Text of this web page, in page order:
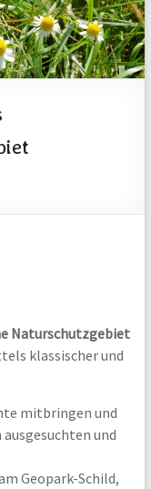
Naturschutzgebiet
klassischer und
mitbringen und
und
Geopark-Schild,